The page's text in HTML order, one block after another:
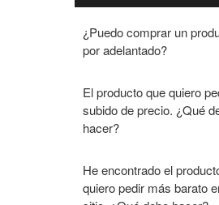
¿Puedo comprar un
por adelantado?
El producto que quiero
subido de precio. ¿Qué
hacer?
He encontrado el
quiero pedir más barato